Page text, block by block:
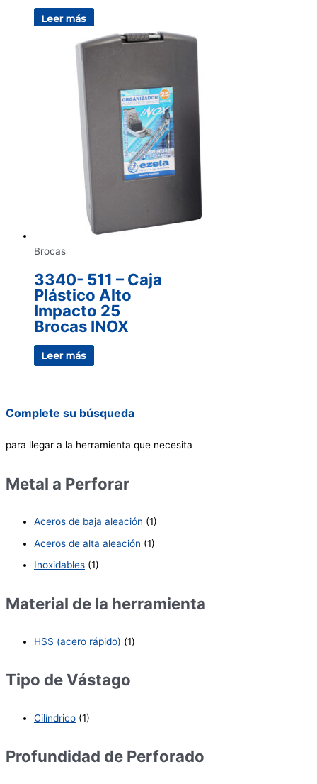
Leer más
Brocas
3340- 511 – Caja
Plástico Alto
Impacto 25
Brocas INOX
Leer más
Complete su búsqueda
para llegar a la herramienta que necesita
Metal a Perforar
Aceros de baja aleación (1)
Aceros de alta aleación (1)
Inoxidables (1)
Material de la herramienta
HSS (acero rápido) (1)
Tipo de Vástago
Cilíndrico (1)
Profundidad de Perforado